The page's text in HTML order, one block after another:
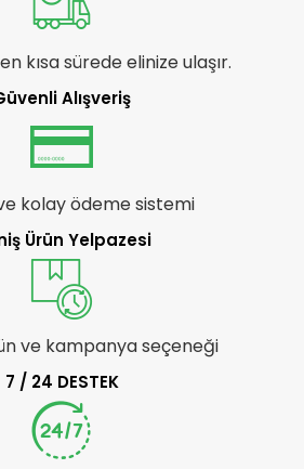
kısa sürede elinize ulaşır.
Alışveriş
kolay ödeme sistemi
Ürün Yelpazesi
ve kampanya seçeneği
7 / 24 DESTEK